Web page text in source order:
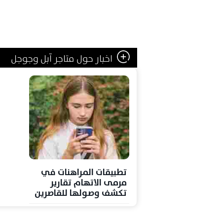
اخبار حول متاجر آبل وجوجل
تطبيقات المراهنات في
مرمى الاتهام تقارير
تكشف وصولها للقاصرين